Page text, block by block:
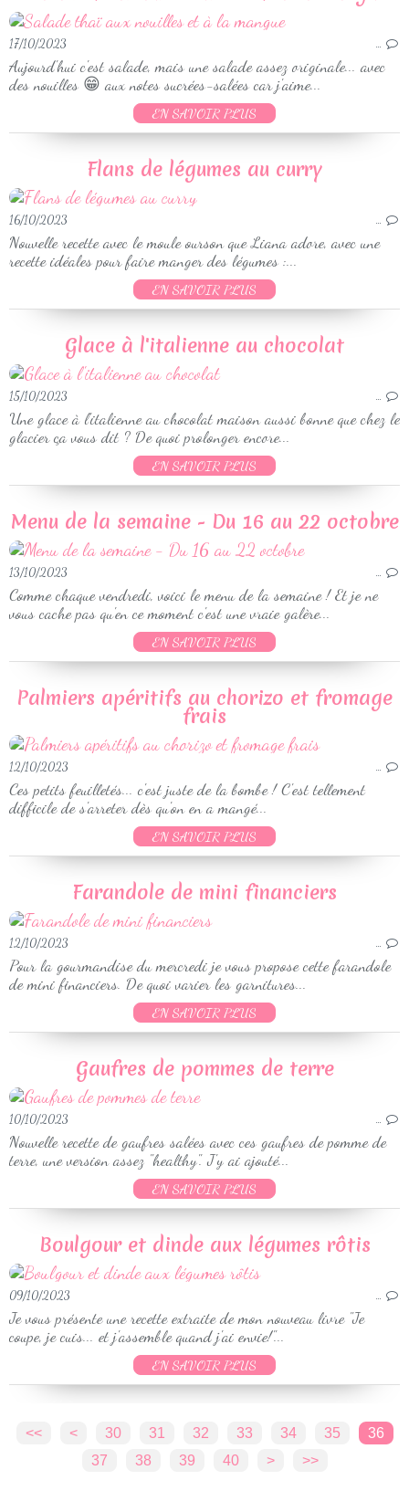
17/10/2023 …
Aujourd'hui c'est salade, mais une salade assez originale... avec
des nouilles 😁 aux notes sucrées-salées car j'aime...
EN SAVOIR PLUS
Flans de légumes au curry
16/10/2023 …
Nouvelle recette avec le moule ourson que Liana adore, avec une
recette idéales pour faire manger des légumes :...
EN SAVOIR PLUS
Glace à l'italienne au chocolat
15/10/2023 …
Une glace à l'italienne au chocolat maison aussi bonne que chez le
glacier ça vous dit ? De quoi prolonger encore...
EN SAVOIR PLUS
Menu de la semaine - Du 16 au 22 octobre
13/10/2023 …
Comme chaque vendredi, voici le menu de la semaine ! Et je ne
vous cache pas qu'en ce moment c'est une vraie galère...
EN SAVOIR PLUS
Palmiers apéritifs au chorizo et fromage
frais
12/10/2023 …
Ces petits feuilletés... c'est juste de la bombe ! C'est tellement
difficile de s'arreter dès qu'on en a mangé...
EN SAVOIR PLUS
Farandole de mini financiers
12/10/2023 …
Pour la gourmandise du mercredi je vous propose cette farandole
de mini financiers. De quoi varier les garnitures...
EN SAVOIR PLUS
Gaufres de pommes de terre
10/10/2023 …
Nouvelle recette de gaufres salées avec ces gaufres de pomme de
terre, une version assez "healthy". J'y ai ajouté...
EN SAVOIR PLUS
Boulgour et dinde aux légumes rôtis
09/10/2023 …
Je vous présente une recette extraite de mon nouveau livre "Je
coupe, je cuis... et j'assemble quand j'ai envie!"...
EN SAVOIR PLUS
<< < 10
20
30 31 32 33 34 35
36
37
38 39 40 50
60
70
80
90
100
> >>